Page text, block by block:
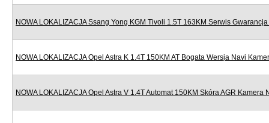
NOWA LOKALIZACJA Ssang Yong KGM Tivoli 1.5T 163KM Serwis
NOWA LOKALIZACJA Opel Astra K 1.4T 150KM AT Bogata Wersja Navi
NOWA LOKALIZACJA Opel Astra V 1.4T Automat 150KM Skóra AGR Kamera